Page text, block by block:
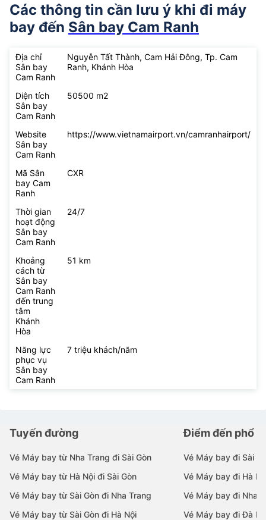
Các thông tin cần lưu ý khi đi máy
bay đến Sân bay Cam Ranh
Địa chỉ
Sân bay
Cam Ranh
Nguyễn Tất Thành, Cam Hải Đông, Tp. Cam
Ranh, Khánh Hòa
Diện tích
Sân bay
Cam Ranh
50500 m2
Website
Sân bay
Cam Ranh
https://www.vietnamairport.vn/camranhairport/
Mã Sân
bay Cam
Ranh
CXR
Thời gian
hoạt động
Sân bay
Cam Ranh
24/7
Khoảng
cách từ
Sân bay
Cam Ranh
đến trung
tâm
Khánh
Hòa
51 km
Năng lực
phục vụ
Sân bay
Cam Ranh
7 triệu khách/năm
Tuyến đường
Vé Máy bay từ Nha Trang đi Sài Gòn
Vé Máy bay từ Hà Nội đi Sài Gòn
Vé Máy bay từ Sài Gòn đi Nha Trang
Vé Máy bay từ Sài Gòn đi Hà Nội
Điểm đến phổ
Vé Máy bay đi Sài
Vé Máy bay đi Hà
Vé Máy bay đi Nha
Vé Máy bay đi Đà